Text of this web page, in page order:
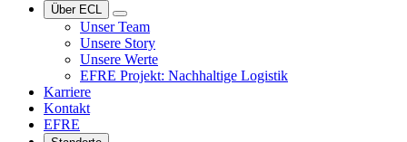
Über ECL
Unser Team
Unsere Story
Unsere Werte
EFRE Projekt: Nachhaltige Logistik
Karriere
Kontakt
EFRE